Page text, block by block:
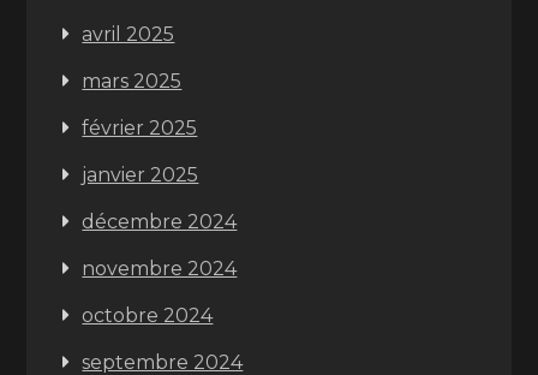
avril 2025
mars 2025
février 2025
janvier 2025
décembre 2024
novembre 2024
octobre 2024
septembre 2024